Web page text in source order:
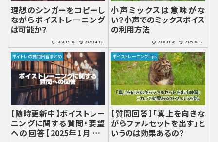
理想のシンガーをコピーし
ながらボイストレーニング
は可能か？
2020.09.14 2025.04.13
小声ミックスは意味がな
い？小声でのミックスボイス
の利用方法
2018.11.26 2025.04.12
ボイトレの質問回答まとめ
【随時更新中】ボイストレー
ニングに関する質問・要望
への回答【2025年1月～8
ボイストレーニングTips
【質問回答】「真上を向きな
がらファルセットを出す」と
いうのは効果あるの？